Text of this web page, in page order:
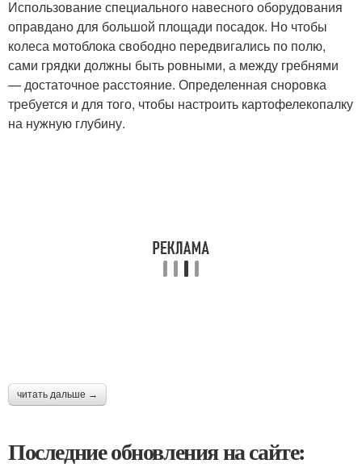
Использование специального навесного оборудования
оправдано для большой площади посадок. Но чтобы
колеса мотоблока свободно передвигались по полю,
сами грядки должны быть ровными, а между гребнями
— достаточное расстояние. Определенная сноровка
требуется и для того, чтобы настроить картофелекопалку
на нужную глубину.
читать дальше →
Последние обновления на сайте: